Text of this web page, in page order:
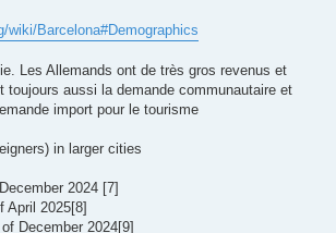
wiki/Barcelona#Demographics
Les Allemands ont de très gros revenus et
toujours aussi la demande communautaire et
import pour le tourisme
in larger cities
2024 [7]
April 2025[8]
December 2024[9]